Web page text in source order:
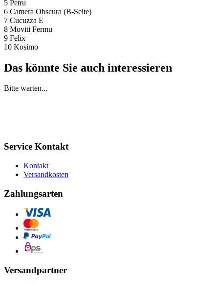
5 Petru
6 Camera Obscura (B-Seite)
7 Cucuzza E
8 Moviti Fermu
9 Felix
10 Kosimo
Das könnte Sie auch interessieren
Bitte warten...
Service Kontakt
Kontakt
Versandkosten
Zahlungsarten
Versandpartner